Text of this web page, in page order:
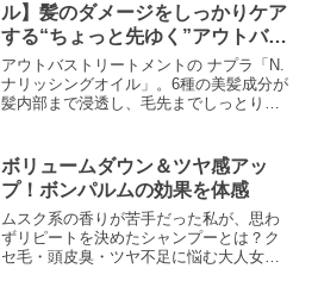
ル】髪のダメージをしっかりケア
する“ちょっと先ゆく”アウトバス
オイル
アウトバストリートメントの ナプラ「N.
ナリッシングオイル」。6種の美髪成分が
髪内部まで浸透し、毛先までしっとりう
ボリュームダウン＆ツヤ感アッ
プ！ボンパルムの効果を体感
ムスク系の香りが苦手だった私が、思わ
ずリピートを決めたシャンプーとは？ク
セ毛・頭皮臭・ツヤ不足に悩む大人女性